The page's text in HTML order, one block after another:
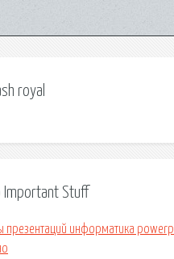
royal
Important Stuff
презентаций информатика